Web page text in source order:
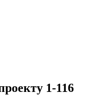
1-116